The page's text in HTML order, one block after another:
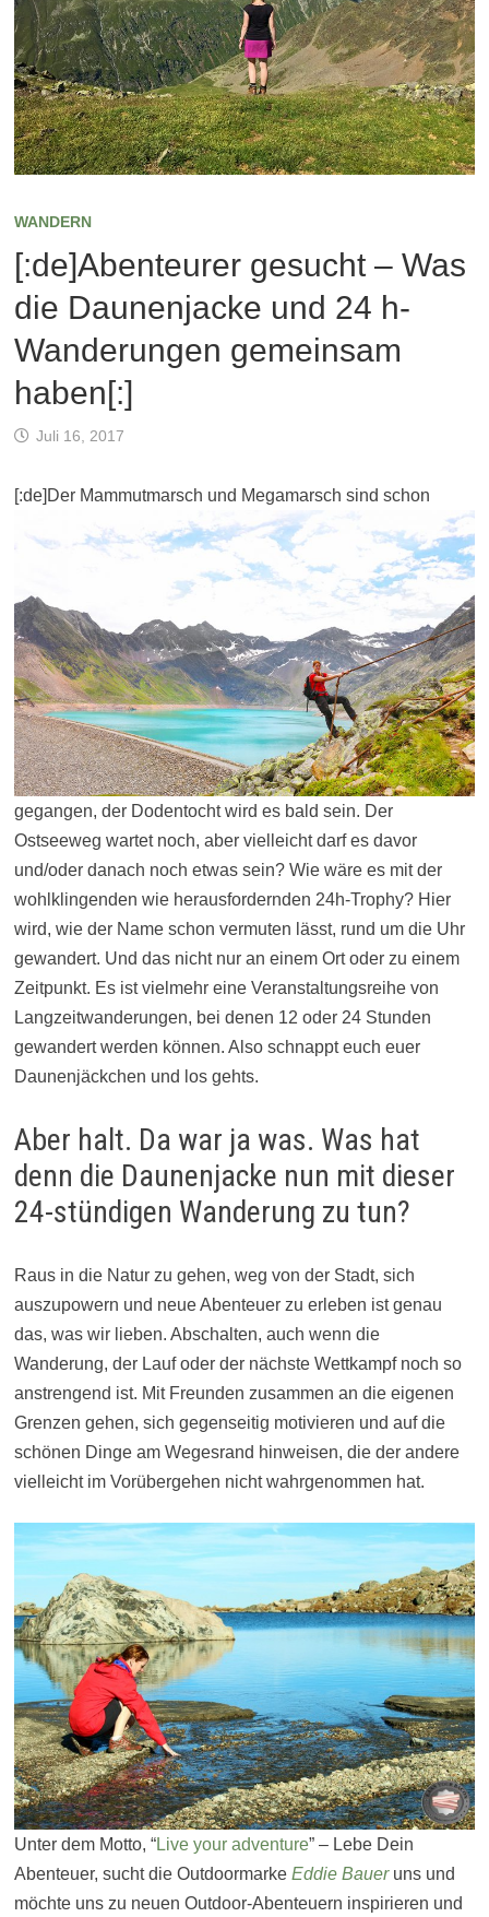
WANDERN
[:de]Abenteurer gesucht – Was
die Daunenjacke und 24 h-
Wanderungen gemeinsam
haben[:]
Juli 16, 2017
[:de] Der Mammutmarsch und Megamarsch sind schon
gegangen, der Dodentocht wird es bald sein. Der
Ostseeweg wartet noch, aber vielleicht darf es davor
und/oder danach noch etwas sein? Wie wäre es mit der
wohlklingenden wie herausfordernden 24h-Trophy? Hier
wird, wie der Name schon vermuten lässt, rund um die Uhr
gewandert. Und das nicht nur an einem Ort oder zu einem
Zeitpunkt. Es ist vielmehr eine Veranstaltungsreihe von
Langzeitwanderungen, bei denen 12 oder 24 Stunden
gewandert werden können. Also schnappt euch euer
Daunenjäckchen und los gehts.
Aber halt. Da war ja was. Was hat
denn die Daunenjacke nun mit dieser
24-stündigen Wanderung zu tun?
Raus in die Natur zu gehen, weg von der Stadt, sich
auszupowern und neue Abenteuer zu erleben ist genau
das, was wir lieben. Abschalten, auch wenn die
Wanderung, der Lauf oder der nächste Wettkampf noch so
anstrengend ist. Mit Freunden zusammen an die eigenen
Grenzen gehen, sich gegenseitig motivieren und auf die
schönen Dinge am Wegesrand hinweisen, die der andere
vielleicht im Vorübergehen nicht wahrgenommen hat.
Unter dem Motto, “Live your adventure” – Lebe Dein
Abenteuer, sucht die Outdoormarke Eddie Baueruns und
möchte uns zu neuen Outdoor-Abenteuern inspirieren und